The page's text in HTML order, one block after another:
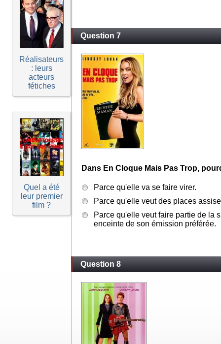
Réalisateurs
: leurs
acteurs
fétiches
Quel a été
leur premier
film ?
Question 7
Dans En Cloque Mais Pas Trop,
Parce qu'elle va se faire virer.
Parce qu'elle veut des places
Parce qu'elle veut faire partie de la
enceinte de son émission préférée.
Question 8